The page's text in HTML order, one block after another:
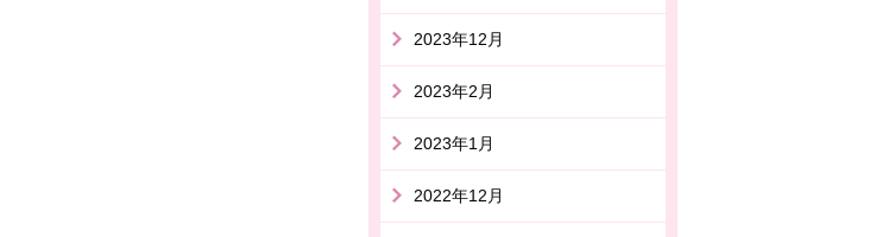
2023年12月
2023年2月
2023年1月
2022年12月